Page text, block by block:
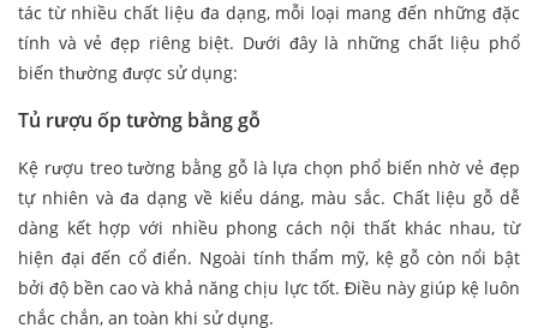
tác từ nhiều chất liệu đa dạng, mỗi loại mang đến những đặc
tính và vẻ đẹp riêng biệt. Dưới đây là những chất liệu phổ
biến thường được sử dụng:
Tủ rượu ốp tường bằng gỗ
Kệ rượu treo tường bằng gỗ là lựa chọn phổ biến nhờ vẻ đẹp
tự nhiên và đa dạng về kiểu dáng, màu sắc. Chất liệu gỗ dễ
dàng kết hợp với nhiều phong cách nội thất khác nhau, từ
hiện đại đến cổ điển. Ngoài tính thẩm mỹ, kệ gỗ còn nổi bật
bởi độ bền cao và khả năng chịu lực tốt. Điều này giúp kệ luôn
chắc chắn, an toàn khi sử dụng.